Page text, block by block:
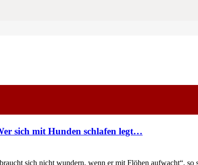
sich mit Hunden schlafen legt…
sich nicht wundern, wenn er mit Flöhen aufwacht“,